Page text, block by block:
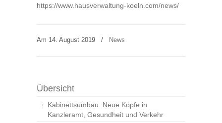
https://www.hausverwaltung-koeln.com/news/
Am 14. August 2019 / News
Übersicht
Kabinettsumbau: Neue Köpfe in
Kanzleramt, Gesundheit und Verkehr